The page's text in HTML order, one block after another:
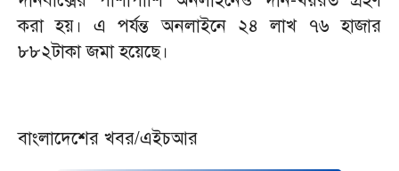
করা হয়। এ পর্যন্ত অনলাইনে ২৪ লাখ ৭৬ হাজার
৮৮২টাকা জমা হয়েছে।
বাংলাদেশের খবর/এইচআর